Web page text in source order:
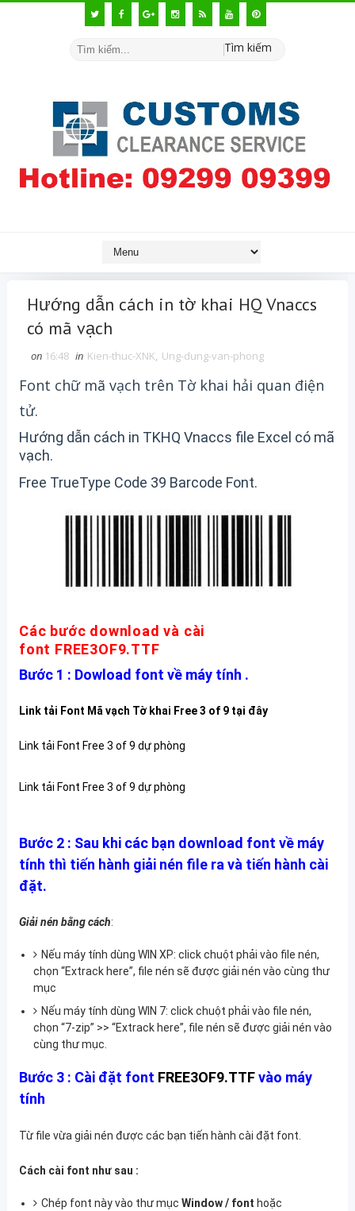
Tìm kiếm
Hướng dẫn cách in tờ khai HQ Vnaccs
có mã vạch
on 16:48 in Kien-thuc-XNK, Ung-dung-van-phong
Font chữ mã vạch trên Tờ khai hải quan điện
tử.
Hướng dẫn cách in TKHQ Vnaccs file Excel có mã
vạch.
Free TrueType Code 39 Barcode Font.
Các bước download và cài
font FREE3OF9.TTF
Bước 1 : Dowload font về máy tính .
Link tải Font Mã vạch Tờ khai Free 3 of 9 tại đây
Link tải Font Free 3 of 9 dự phòng
Link tải Font Free 3 of 9 dự phòng
Bước 2 : Sau khi các bạn download font về máy
tính thì tiến hành giải nén file ra và tiến hành cài
đặt.
Giải nén bằng cách:
Nếu máy tính dùng WIN XP: click chuột phải vào file nén,
chọn “Extrack here”, file nén sẽ được giải nén vào cùng thư
mục
Nếu máy tính dùng WIN 7: click chuột phải vào file nén,
chọn “7-zip” >> “Extrack here”, file nén sẽ được giải nén vào
cùng thư mục.
Bước 3 : Cài đặt font FREE3OF9.TTFvào máy
tính
Từ file vừa giải nén được các bạn tiến hành cài đặt font.
Cách cài font như sau :
Chép font này vào thư mụcWindow / font hoặc